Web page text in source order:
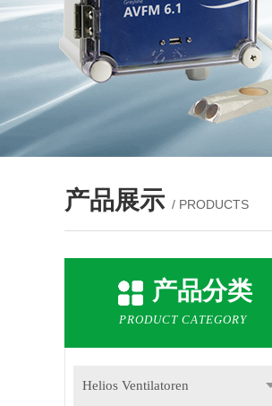
产品展示 / PRODUCTS
产品分类
PRODUCT CATEGORY
Helios Ventilatoren